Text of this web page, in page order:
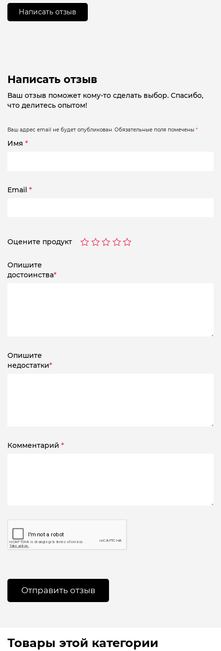
Написать отзыв
Написать отзыв
Ваш отзыв поможет кому-то сделать выбор. Спасибо,
что делитесь опытом!
Ваш адрес email не будет опубликован. Обязательные поля помечены *
Имя *
Email *
Оцените продукт
Опишите
достоинства*
Опишите
недостатки*
Комментарий *
Товары этой категории